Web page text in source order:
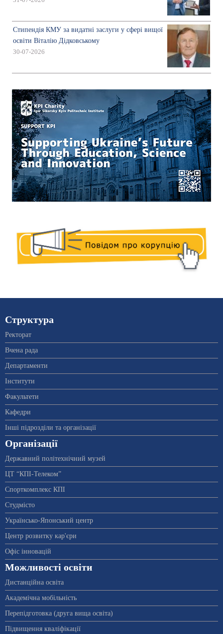
Стипендія КМУ за видатні заслуги у сфері вищої
освіти Віталію Дідковському
30-07-2026
Структура
Ректорат
Вчена рада
Департаменти
Інститути
Факультети
Кафедри
Інші підрозділи та організації
Організації
Державний політехнічний музей
ЦТ “КПІ-Телеком”
Спорткомплекс КПІ
Студмісто
Українсько-Японський центр
Центр розвитку кар'єри
Офіс інновацій
Можливості освіти
Дистанційна освіта
Академічна мобільність
Перепідготовка (друга вища освіта)
Підвищення кваліфікації